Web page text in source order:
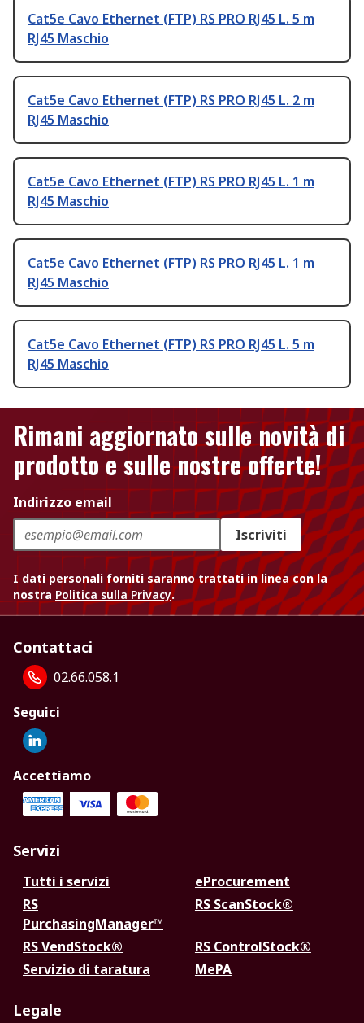
Cat5e Cavo Ethernet (FTP) RS PRO RJ45 L. 5 m
RJ45 Maschio
Cat5e Cavo Ethernet (FTP) RS PRO RJ45 L. 2 m
RJ45 Maschio
Cat5e Cavo Ethernet (FTP) RS PRO RJ45 L. 1 m
RJ45 Maschio
Cat5e Cavo Ethernet (FTP) RS PRO RJ45 L. 1 m
RJ45 Maschio
Cat5e Cavo Ethernet (FTP) RS PRO RJ45 L. 5 m
RJ45 Maschio
Rimani aggiornato sulle novità di
prodotto e sulle nostre offerte!
Indirizzo email
Iscriviti
I dati personali forniti saranno trattati in linea con la
nostra Politica sulla Privacy.
Contattaci
02.66.058.1
Seguici
Accettiamo
Servizi
Tutti i servizi
eProcurement
RS
PurchasingManager™
RS ScanStock®
RS VendStock®
RS ControlStock®
Servizio di taratura
MePA
Legale